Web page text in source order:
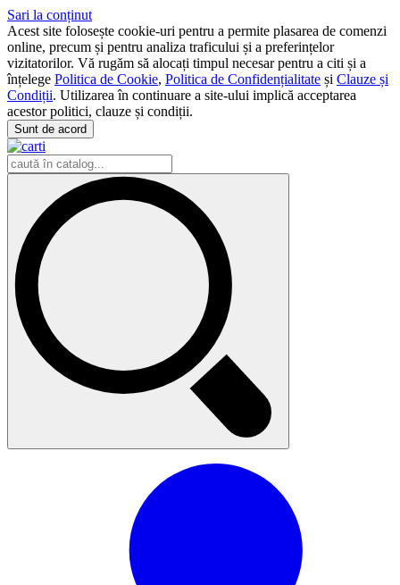
Sari la conținut
Acest site folosește cookie-uri pentru a permite plasarea de comenzi
online, precum și pentru analiza traficului și a preferințelor
vizitatorilor. Vă rugăm să alocați timpul necesar pentru a citi și a
înțelege Politica de Cookie, Politica de Confidențialitate și Clauze și
Condiții. Utilizarea în continuare a site-ului implică acceptarea
acestor politici, clauze și condiții.
Sunt de acord